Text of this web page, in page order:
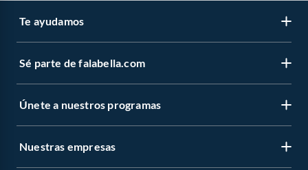
Te ayudamos
Sé parte de falabella.com
Únete a nuestros programas
Nuestras empresas